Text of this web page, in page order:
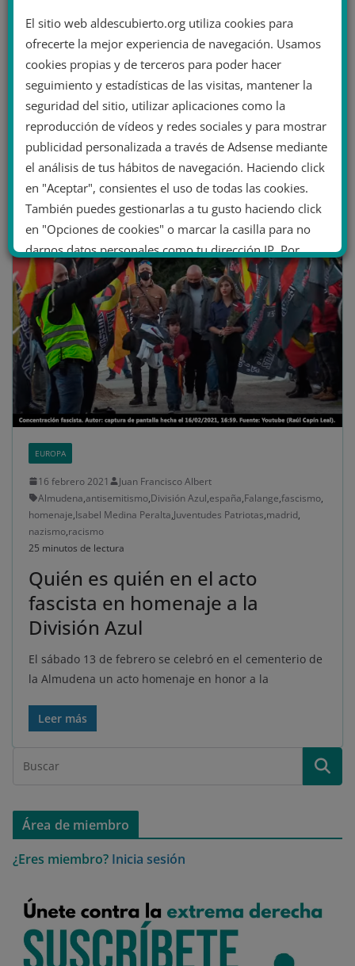
La Falange se manifiesta en
Valladolid el mismo día que se
prohíbe la concentración por el
8M
Un grupo de medio centenar de personas se ha
concentrado este domingo 7 de marzo a mediodía en
la plaza de
Leer más
EUROPA
16 febrero 2021
Juan Francisco Albert
Almudena,antisemitismo,División Azul,españa,Falange,fascismo,
homenaje,Isabel Medina Peralta,Juventudes Patriotas,madrid,
nazismo,racismo
25 minutos de lectura
Quién es quién en el acto
fascista en homenaje a la
División Azul
El sábado 13 de febrero se celebró en el cementerio de
la Almudena un acto homenaje en honor a la
Leer más
Área de miembro
¿Eres miembro? Inicia sesión
El sitio web aldescubierto.org utiliza cookies para
ofrecerte la mejor experiencia de navegación. Usamos
cookies propias y de terceros para poder hacer
seguimiento y estadísticas de las visitas, mantener la
seguridad del sitio, utilizar aplicaciones como la
reproducción de vídeos y redes sociales y para mostrar
publicidad personalizada a través de Adsense mediante
el análisis de tus hábitos de navegación. Haciendo click
en "Aceptar", consientes el uso de todas las cookies.
También puedes gestionarlas a tu gusto haciendo click
en "Opciones de cookies" o marcar la casilla para no
darnos datos personales como tu dirección IP. Por
último, puedes leer nuestra Política de cookies.
No dar mi información personal
.
Opciones de cookies Aceptar cookies
Rechazar cookies Política de cookies